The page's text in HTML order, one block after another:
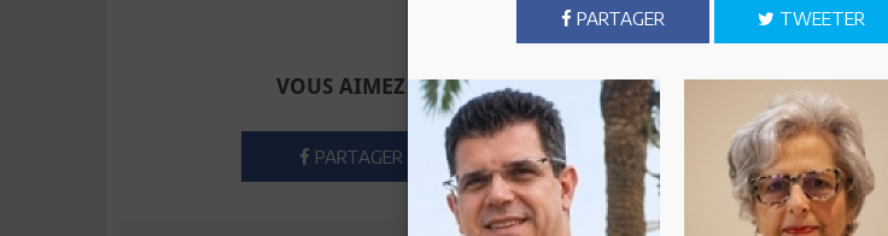
VOUS AIMEZ CET ARTICLE ? PARTAGEZ-LE AVEC VOS AMIS !
PARTAGER TWEETER ABONNEZ-VOUS
PARTAGER TWEETER